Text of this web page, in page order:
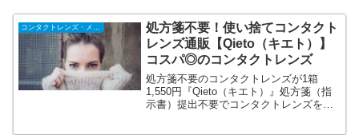
処方箋不要！使い捨てコンタクト
レンズ通販【Qieto（キエト）】
コスパ◎のコンタクトレンズ
処方箋不要のコンタクトレンズが1箱
1,550円『Qieto（キエト）』処方箋（指
示書）提出不要でコンタクトレンズをご